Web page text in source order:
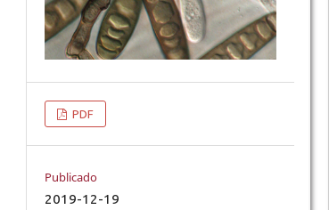
PDF
Publicado
2019-12-19